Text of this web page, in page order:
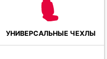
УНИВЕРСАЛЬНЫЕ ЧЕХЛЫ